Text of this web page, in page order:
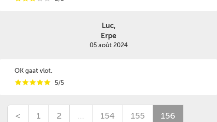
Luc,
Erpe
05 août 2024
OK gaat vlot.
iiiii 5/5
< 1 2 … 154 155 156